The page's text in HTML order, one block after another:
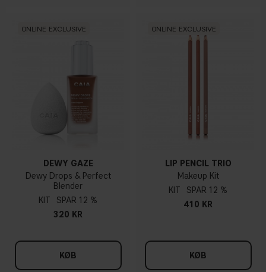
ONLINE EXCLUSIVE
DEWY GAZE
Dewy Drops & Perfect
Blender
KIT
12 %
320 KR
KØB
ONLINE EXCLUSIVE
LIP PENCIL TRIO
Makeup Kit
KIT
12 %
410 KR
KØB